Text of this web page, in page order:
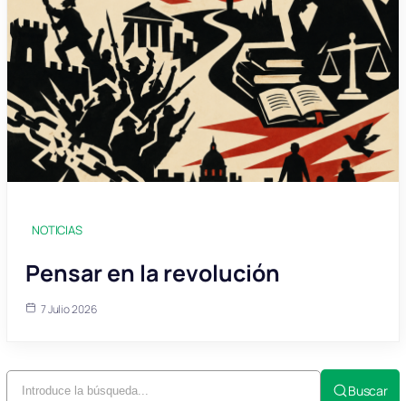
NOTICIAS
Pensar en la revolución
7 Julio 2026
Buscar